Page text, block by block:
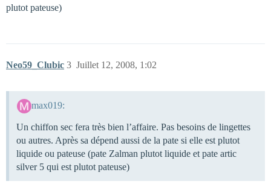
plutot pateuse)
Neo59_Clubic Juillet 12, 2008, 1:02
3
max019:
Un chiffon sec fera très bien l’affaire. Pas besoins de lingettes
ou autres. Après sa dépend aussi de la pate si elle est plutot
liquide ou pateuse (pate Zalman plutot liquide et pate artic
silver 5 qui est plutot pateuse)